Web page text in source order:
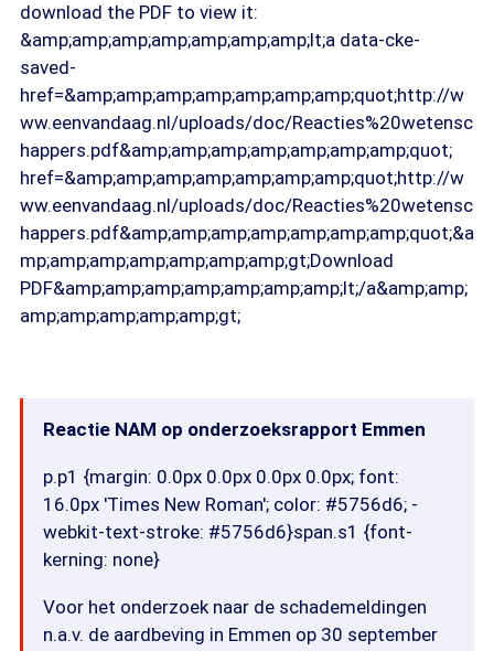
download the PDF to view it:
&amp;amp;amp;amp;amp;amp;amp;lt;a data-cke-
saved-
href=&amp;amp;amp;amp;amp;amp;amp;quot;http://w
ww.eenvandaag.nl/uploads/doc/Reacties%20wetensc
happers.pdf&amp;amp;amp;amp;amp;amp;amp;quot;
href=&amp;amp;amp;amp;amp;amp;amp;quot;http://w
ww.eenvandaag.nl/uploads/doc/Reacties%20wetensc
happers.pdf&amp;amp;amp;amp;amp;amp;amp;quot;&a
mp;amp;amp;amp;amp;amp;amp;gt;Download
PDF&amp;amp;amp;amp;amp;amp;amp;lt;/a&amp;amp;
amp;amp;amp;amp;amp;gt;
Reactie NAM op onderzoeksrapport Emmen
p.p1 {margin: 0.0px 0.0px 0.0px 0.0px; font:
16.0px 'Times New Roman'; color: #5756d6; -
webkit-text-stroke: #5756d6}span.s1 {font-
kerning: none}
Voor het onderzoek naar de schademeldingen
n.a.v. de aardbeving in Emmen op 30 september